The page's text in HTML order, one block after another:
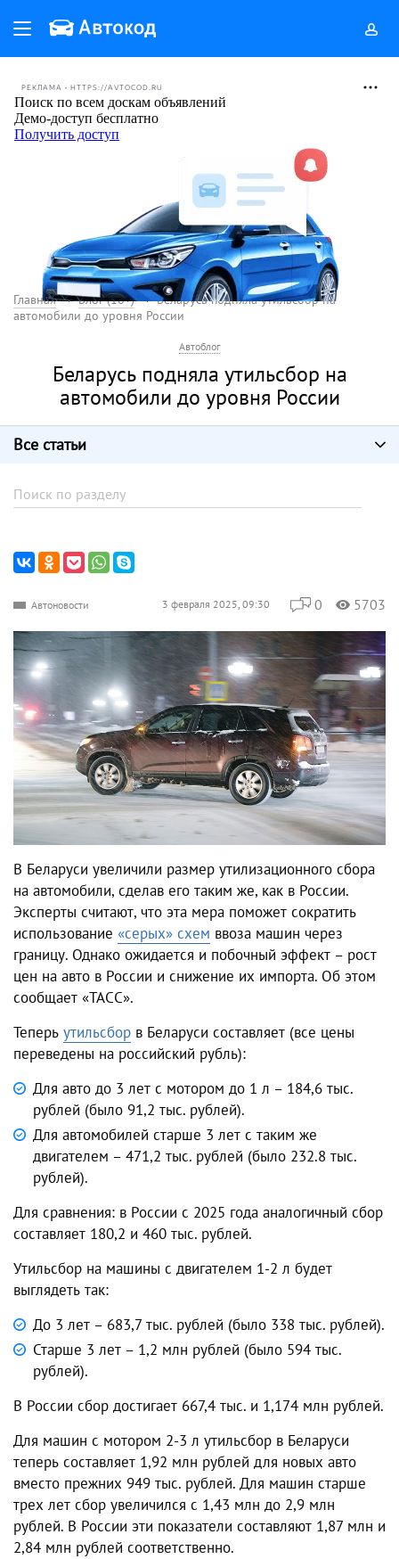
РЕКЛАМА • HTTPS://AVTOCOD.RU
Главная Блог (18+)
Беларусь подняла утильсбор на
автомобили до уровня России
Автоблог
Беларусь подняла утильсбор на
автомобили до уровня России
Все статьи
Автоновости 3 февраля 2025, 09:30 0 5703
В Беларуси увеличили размер утилизационного сбора
на автомобили, сделав его таким же, как в России.
Эксперты считают, что эта мера поможет сократить
использование «серых» схем ввоза машин через
границу. Однако ожидается и побочный эффект – рост
цен на авто в России и снижение их импорта. Об этом
сообщает «ТАСС».
Теперь утильсбор в Беларуси составляет (все цены
переведены на российский рубль):
Для авто до 3 лет с мотором до 1 л – 184,6 тыс.
рублей (было 91,2 тыс. рублей).
Для автомобилей старше 3 лет с таким же
двигателем – 471,2 тыс. рублей (было 232.8 тыс.
рублей).
Для сравнения: в России с 2025 года аналогичный сбор
составляет 180,2 и 460 тыс. рублей.
Утильсбор на машины с двигателем 1-2 л будет
выглядеть так:
До 3 лет – 683,7 тыс. рублей (было 338 тыс. рублей).
Старше 3 лет – 1,2 млн рублей (было 594 тыс.
рублей).
В России сбор достигает 667,4 тыс. и 1,174 млн рублей.
Для машин с мотором 2-3 л утильсбор в Беларуси
теперь составляет 1,92 млн рублей для новых авто
вместо прежних 949 тыс. рублей. Для машин старше
трех лет сбор увеличился с 1,43 млн до 2,9 млн
рублей. В России эти показатели составляют 1,87 млн и
2,84 млн рублей соответственно.